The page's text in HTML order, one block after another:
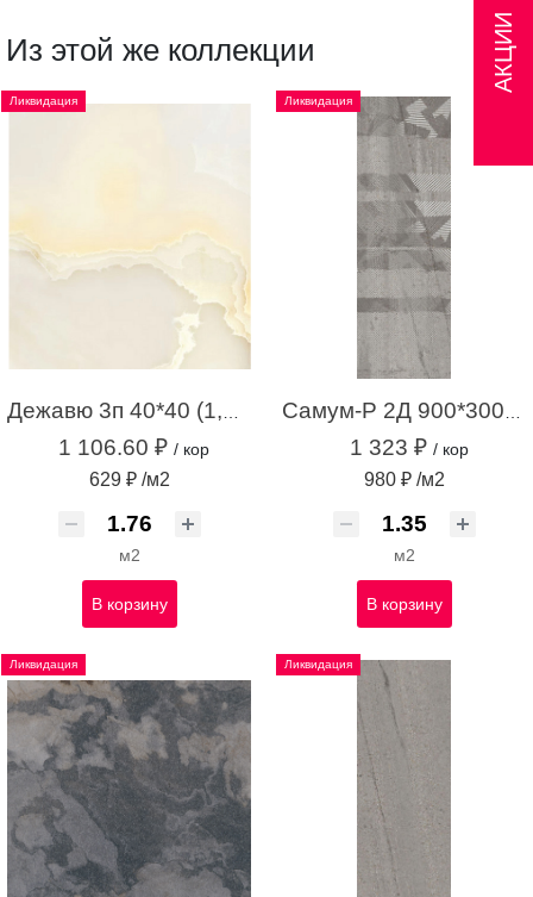
Из этой же коллекции
Ликвидация
Дежавю 3п 40*40 (1,76м.кв.)
1 106.60 ₽ / кор
629 ₽ /м2
м2
В корзину
Ликвидация
Самум-Р 2Д 900*300 серый (1,35 м.кв.)
1 323 ₽ / кор
980 ₽ /м2
м2
В корзину
Ликвидация Ликвидация
АКЦИИ